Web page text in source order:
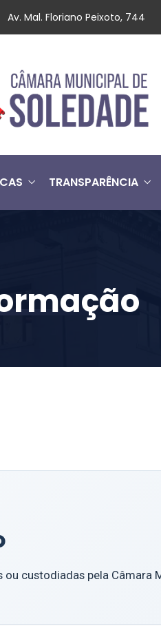
Av. Mal. Floriano Peixoto, 744
TRANSPARÊNCIA
custodiadas pela Câmara